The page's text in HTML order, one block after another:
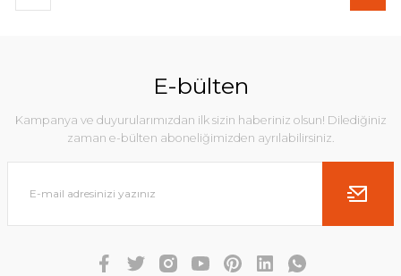
E-bülten
Kampanya ve duyurularımızdan ilk sizin haberiniz olsun! Dilediğiniz
zaman e-bülten aboneliğimizden ayrılabilirsiniz.